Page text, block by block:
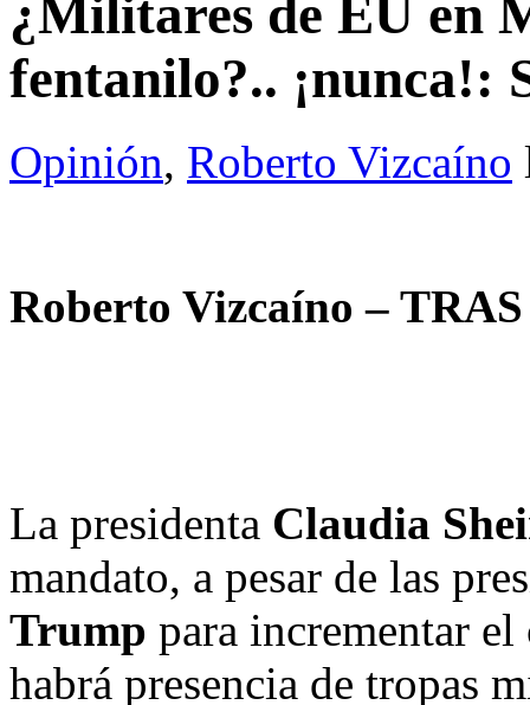
¿Militares de EU en
fentanilo?.. ¡nunca!:
Opinión, Roberto Vizcaíno
Roberto Vizcaíno –
La presidenta Claudia
mandato, a pesar de las
Trump para incrementar
habrá presencia de tropas